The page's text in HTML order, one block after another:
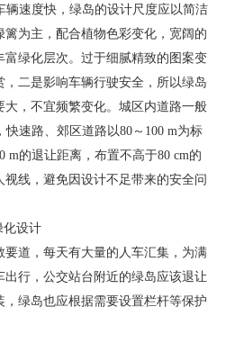
辆速度快，绿岛的设计尺度应以简洁
为主，配合植物色彩变化，宽阔的
绿化层次。过于细腻精致的图案变
二是影响车辆行驶安全，所以绿岛
大，不宜频繁变化。城区内道路一般
快速路、郊区道路以80～100 m为标
m的退让距离，布置不高于80 cm的
线，避免因设计不足带来的安全问
设计
道，每天有大量的人车汇集，为满
行，公交站台附近的绿岛应该退让
绿岛也应根据需要设置栏杆等保护